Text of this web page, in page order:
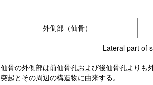
外側部（仙骨）
Lateral part of
仙骨の外側部は前仙骨孔および後仙骨孔よりも
突起とその周辺の構造物に由来する。